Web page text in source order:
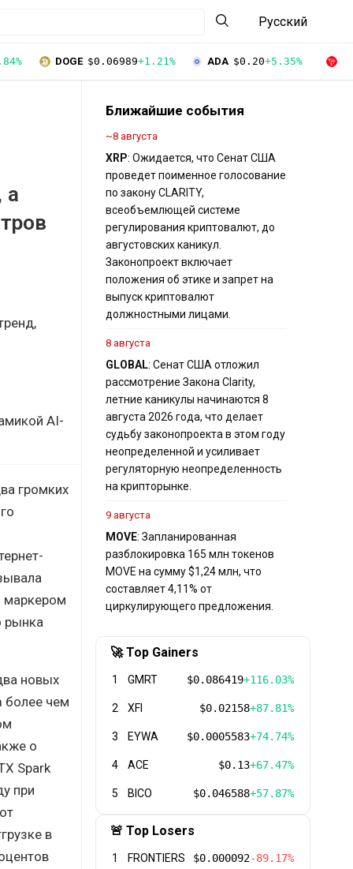
Русский
DOGE $0.06989+1.21% ADA $0.20+5.35%
а
AI-
громких
маркером
рынка
новых
более чем
о
Spark
при
в
Ближайшие события
~8 августа
XRP: Ожидается, что Сенат США
проведет поименное голосование
по закону CLARITY,
всеобъемлющей системе
регулирования криптовалют, до
августовских каникул.
Законопроект включает
положения об этике и запрет на
выпуск криптовалют
должностными лицами.
8 августа
GLOBAL: Сенат США отложил
рассмотрение Закона Clarity,
летние каникулы начинаются 8
августа 2026 года, что делает
судьбу законопроекта в этом году
неопределенной и усиливает
регуляторную неопределенность
на крипторынке.
9 августа
MOVE: Запланированная
разблокировка 165 млн токенов
MOVE на сумму $1,24 млн, что
составляет 4,11% от
циркулирующего предложения.
🚀 Top Gainers
1 GMRT $0.086419+116.03%
2 XFI $0.02158+87.81%
3 EYWA $0.0005583+74.74%
4 ACE $0.13+67.47%
5 BICO $0.046588+57.87%
🚨 Top Losers
1 FRONTIERS $0.000092-89.17%